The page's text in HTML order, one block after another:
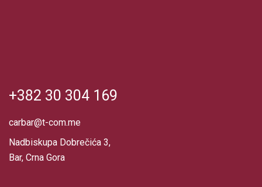
+382 30 304 169
carbar@t-com.me
Nadbiskupa Dobrečića 3,
Bar, Crna Gora